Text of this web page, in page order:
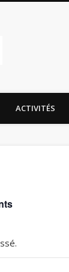
ACTIVITÉS